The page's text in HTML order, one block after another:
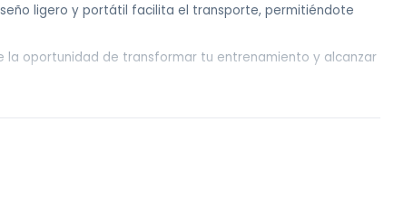
ligero y portátil facilita el transporte, permitiéndote
la oportunidad de transformar tu entrenamiento y alcanzar